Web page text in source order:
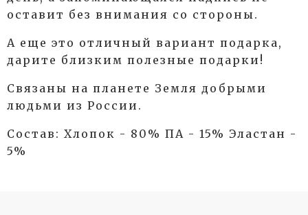
оставит без внимания со стороны.
А еще это отличный вариант подарка,
дарите близким полезные подарки!
Связаны на планете Земля добрыми
людьми из России.
Состав: Хлопок - 80% ПА - 15% Эластан -
5%